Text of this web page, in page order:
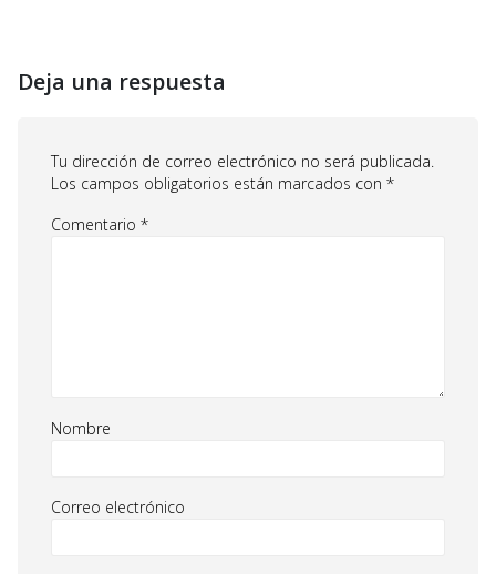
Deja una respuesta
Tu dirección de correo electrónico no será publicada.
Los campos obligatorios están marcados con *
Comentario *
Nombre
Correo electrónico